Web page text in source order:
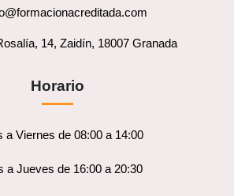
14, Zaidín, 18007 Granada
Horario
a Viernes de 08:00 a 14:00
a Jueves de 16:00 a 20:30